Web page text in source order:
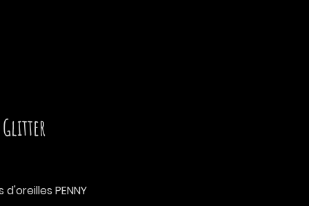
Glitter
d'oreilles PENNY